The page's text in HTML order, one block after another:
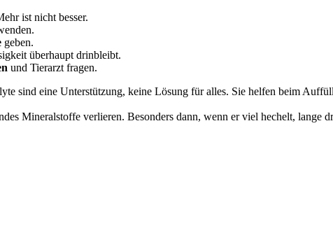
ist nicht besser.
geben.
überhaupt drinbleibt.
und Tierarzt fragen.
sind eine Unterstützung, keine Lösung für alles. Sie helfen beim
Mineralstoffe verlieren. Besonders dann, wenn er viel hechelt, lange